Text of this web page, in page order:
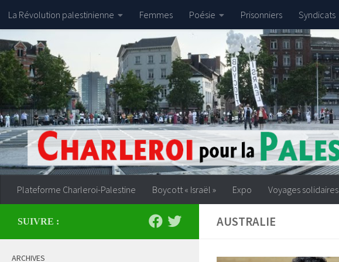
Skip to content
La Révolution palestinienne Femmes Poésie Prisonniers Syndicats
Plateforme Charleroi-Palestine Boycott « Israël » Expo Voyages solidaires
AUSTRALIE
SUIVRE :
ARCHIVES